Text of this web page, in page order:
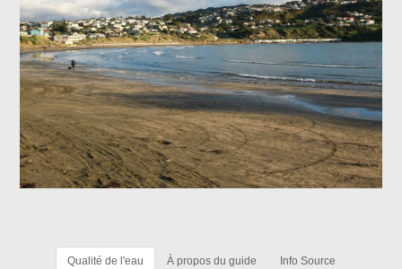
Qualité de l'eau À propos du guide Info Source